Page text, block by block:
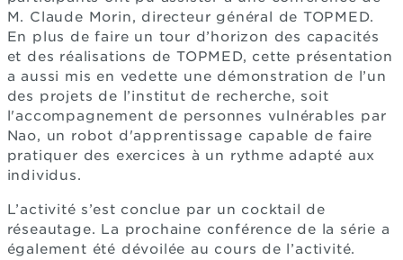
M. Claude Morin, directeur général de TOPMED.
En plus de faire un tour d’horizon des capacités
et des réalisations de TOPMED, cette présentation
a aussi mis en vedette une démonstration de l’un
des projets de l’institut de recherche, soit
l'accompagnement de personnes vulnérables par
Nao, un robot d'apprentissage capable de faire
pratiquer des exercices à un rythme adapté aux
individus.
L’activité s’est conclue par un cocktail de
réseautage. La prochaine conférence de la série a
également été dévoilée au cours de l’activité.